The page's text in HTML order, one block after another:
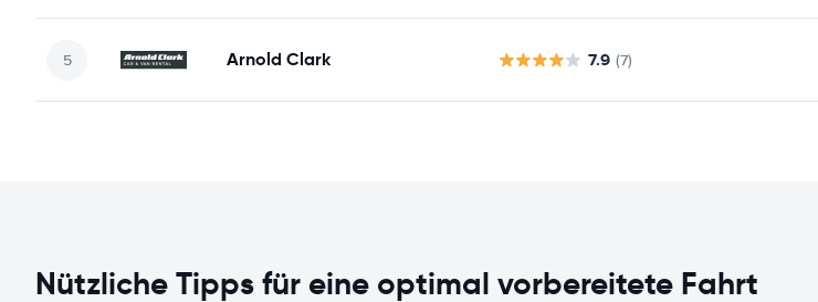
Arnold Clark 7.9 (7)
Nützliche Tipps für eine optimal vorbereitete Fahrt